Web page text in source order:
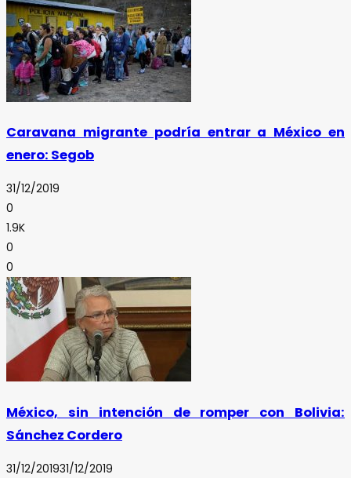
Caravana migrante podría entrar a México en
enero: Segob
31/12/2019
0
1.9K
0
0
México, sin intención de romper con Bolivia:
Sánchez Cordero
31/12/201931/12/2019